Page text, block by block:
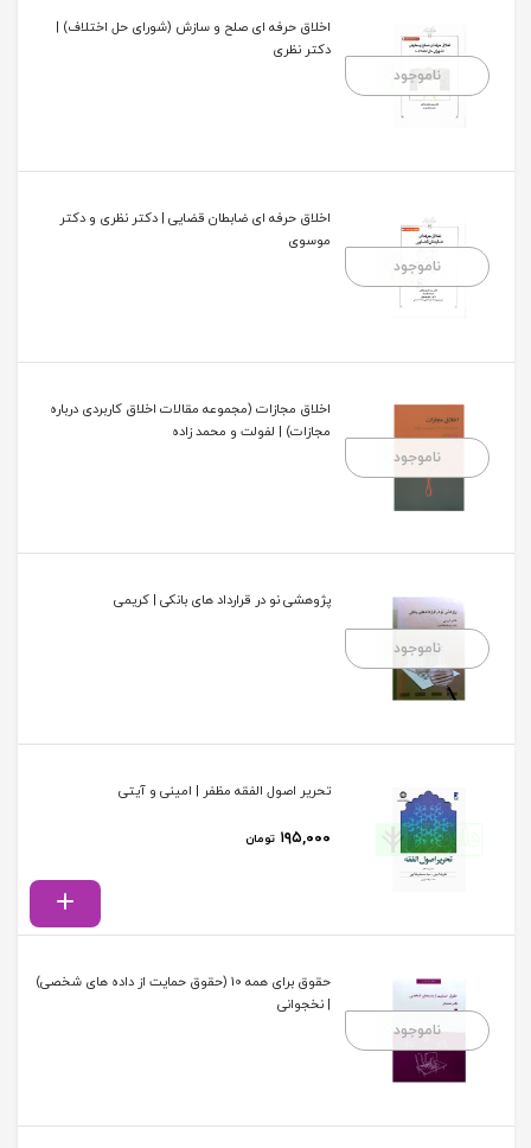
ناموجود
اخلاق حرفه ای صلح و سازش (شورای حل اختلاف) |
دکتر نظری
ناموجود
اخلاق حرفه ای ضابطان قضایی | دکتر نظری و دکتر
موسوی
ناموجود
اخلاق مجازات (مجموعه مقالات اخلاق کاربردی درباره
مجازات) | لفولت و محمد زاده
ناموجود
پژوهشی نو در قرارداد های بانکی | کریمی
تحریر اصول الفقه مظفر | امینی و آیتی
۱۹۵,۰۰۰ تومان
ناموجود
حقوق برای همه 10 (حقوق حمایت از داده های شخصی)
| نخجوانی